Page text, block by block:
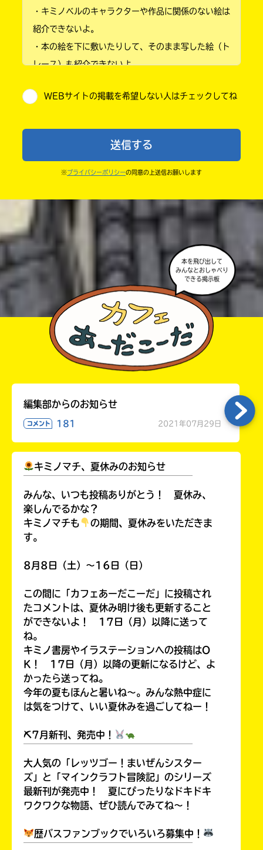
小学4年
小学6年
中学1年
・キミノベルのキャラクターや作品に関係のない絵は
紹介できないよ。
・本の絵を下に敷いたりして、そのまま写した絵（ト
レース）も紹介できないよ。
・送ってからすぐには紹介されないので、待ってて
ならないよう気をつけてね。
・キャンペーン開催中は、投稿した後の画面にバナー
・ポプラ社の宣伝物で紹介させてもらうことがある
・かき終えたら、人を傷つけていたり、個人情報をか
きこんでいたり、字がまちがっていたりしないか、読
WEBサイトの掲載を希望しない人はチェックしてね
送信する
※ プライバシーポリシーの同意の上送信お願いします
本を飛び出して
みんなとおしゃべり
できる掲示板
編集部からのお知らせ
コメント 181 2021年07月29日
キミノマチ、夏休みのお知らせ
みんな、いつも投稿ありがとう！ 夏休み、
楽しんでるかな？
キミノマチも
の期間、夏休みをいただきま
す。
8月8日（土）～16日（日）
この間に「カフェあーだこーだ」に投稿され
たコメントは、夏休み明け後も更新すること
ができないよ！ 17日（月）以降に送って
ね。
キミノ書房やイラステーションへの投稿はO
K！ 17日（月）以降の更新になるけど、よ
かったら送ってね。
今年の夏もほんと暑いね～。みんな熱中症に
は気をつけて、いい夏休みを過ごしてねー！
⛏7月新刊、発売中！
大人気の「レッツゴー！まいぜんシスター
ズ」と「マインクラフト冒険記」のシリーズ
最新刊が発売中！ 夏にぴったりなドキドキ
ワクワクな物語、ぜひ読んでみてね～！
歴バスファンブックでいろいろ募集中！